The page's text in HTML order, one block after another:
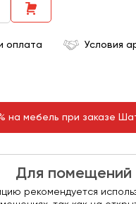
оплата Условия
на мебель при заказе
Для помещений
рекомендуется